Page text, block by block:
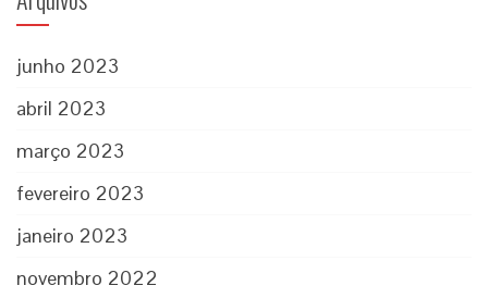
junho 2023
abril 2023
março 2023
fevereiro 2023
janeiro 2023
novembro 2022